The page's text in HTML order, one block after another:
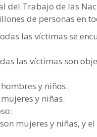
del Trabajo de las
de personas en
las víctimas se
las víctimas son
y niños.
y niñas.
mujeres y niñas, y